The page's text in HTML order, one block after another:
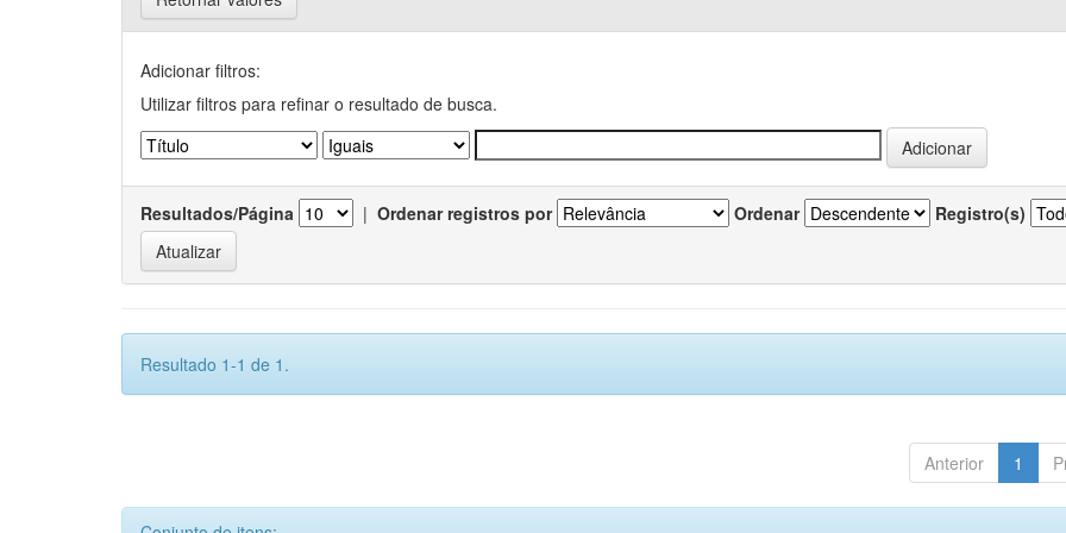
Adicionar filtros:
Utilizar filtros para refinar o resultado de busca.
Resultados/Página | Ordenar registros por Ordenar Registro(s)
Resultado 1-1 de 1.
Anterior 1